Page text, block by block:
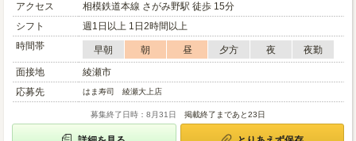
アクセス
相模鉄道本線 さがみ野駅 徒歩 15分
シフト
週1日以上 1日2時間以上
時間帯
早朝 朝 昼 夕方 夜
夜勤
面接地
綾瀬市
応募先
はま寿司 綾瀬大上店
募集終了日時：8月31日 掲載終了まであと23日